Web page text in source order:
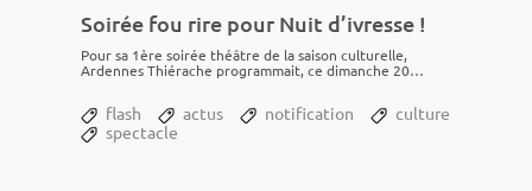
Soirée fou rire pour Nuit d’ivresse !
Pour sa 1ère soirée théâtre de la saison cultu­relle,
Ardennes Thié­rache program­mait, ce dimanche 20
flash actus notification
culture
spectacle